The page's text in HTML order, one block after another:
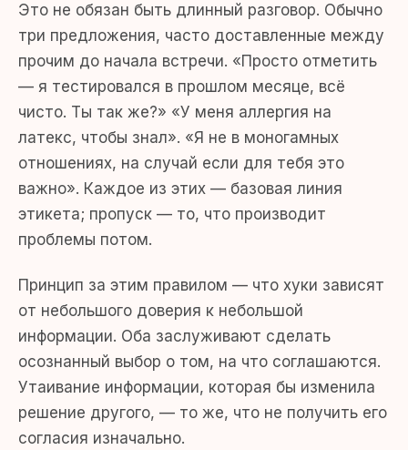
Это не обязан быть длинный разговор. Обычно
три предложения, часто доставленные между
прочим до начала встречи. «Просто отметить
— я тестировался в прошлом месяце, всё
чисто. Ты так же?» «У меня аллергия на
латекс, чтобы знал». «Я не в моногамных
отношениях, на случай если для тебя это
важно». Каждое из этих — базовая линия
этикета; пропуск — то, что производит
проблемы потом.
Принцип за этим правилом — что хуки зависят
от небольшого доверия к небольшой
информации. Оба заслуживают сделать
осознанный выбор о том, на что соглашаются.
Утаивание информации, которая бы изменила
решение другого, — то же, что не получить его
согласия изначально.